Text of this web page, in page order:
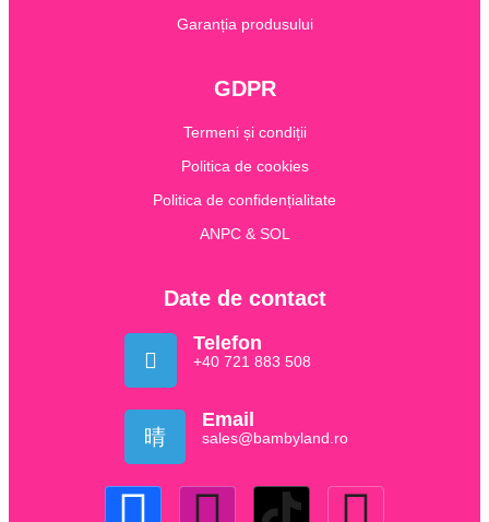
Garanția produsului
GDPR
Termeni și condiții
Politica de cookies
Politica de confidențialitate
ANPC & SOL
Date de contact
Telefon
+40 721 883 508
Email
sales@bambyland.ro​